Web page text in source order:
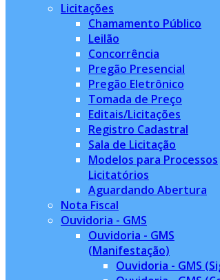
Licitações
Chamamento Público
Leilão
Concorrência
Pregão Presencial
Pregão Eletrônico
Tomada de Preço
Editais/Licitações
Registro Cadastral
Sala de Licitação
Modelos para Processos
Licitatórios
Aguardando Abertura
Nota Fiscal
Ouvidoria - GMS
Ouvidoria - GMS
(Manifestação)
Ouvidoria - GMS